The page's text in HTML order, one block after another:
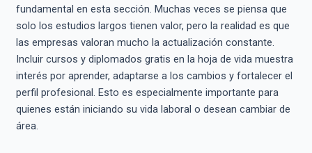
fundamental en esta sección. Muchas veces se piensa que
solo los estudios largos tienen valor, pero la realidad es que
las empresas valoran mucho la actualización constante.
Incluir cursos y diplomados gratis en la hoja de vida muestra
interés por aprender, adaptarse a los cambios y fortalecer el
perfil profesional. Esto es especialmente importante para
quienes están iniciando su vida laboral o desean cambiar de
área.